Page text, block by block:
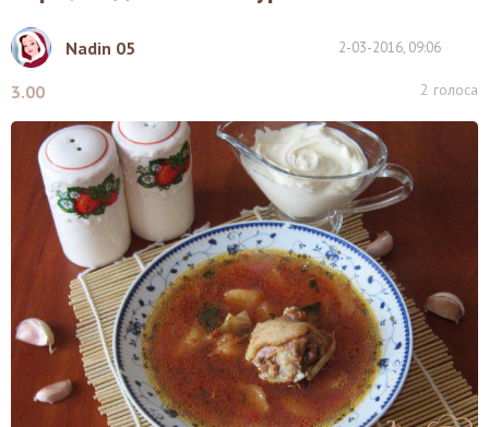
Nadin 05 2-03-2016, 09:06
3.00 2 голоса